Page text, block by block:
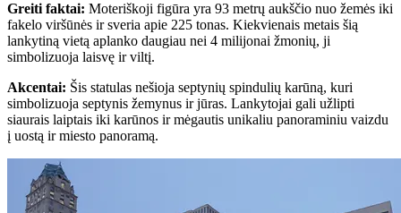
Greiti faktai: Moteriškoji figūra yra 93 metrų aukščio nuo žemės iki
fakelo viršūnės ir sveria apie 225 tonas. Kiekvienais metais šią
lankytiną vietą aplanko daugiau nei 4 milijonai žmonių, ji
simbolizuoja laisvę ir viltį.
Akcentai: Šis statulas nešioja septynių spindulių karūną, kuri
simbolizuoja septynis žemynus ir jūras. Lankytojai gali užlipti
siaurais laiptais iki karūnos ir mėgautis unikaliu panoraminiu vaizdu
į uostą ir miesto panoramą.